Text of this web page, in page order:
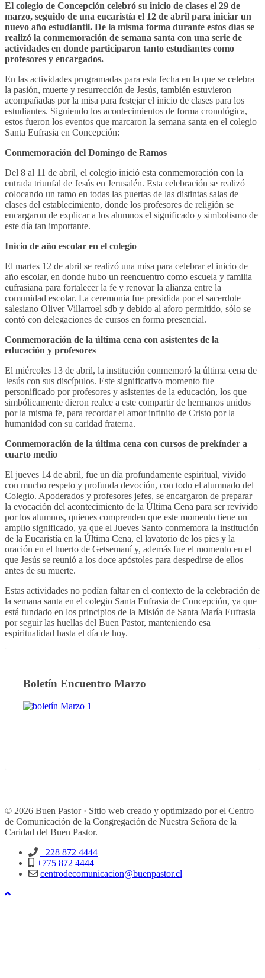
El colegio de Concepción celebró su inicio de clases el 29 de
marzo, seguido de una eucaristía el 12 de abril para iniciar un
nuevo año estudiantil. De la misma forma durante estos días se
realizó la conmemoración de semana santa con una serie de
actividades en donde participaron tanto estudiantes como
profesores y encargados.
En las actividades programadas para esta fecha en la que se celebra
la pasión, muerte y resurrección de Jesús, también estuvieron
acompañadas por la misa para festejar el inicio de clases para los
estudiantes. Siguiendo los acontecimientos de forma cronológica,
estos fueron los eventos que marcaron la semana santa en el colegio
Santa Eufrasia en Concepción:
Conmemoración del Domingo de Ramos
Del 8 al 11 de abril, el colegio inició esta conmemoración con la
entrada triunfal de Jesús en Jerusalén. Esta celebración se realizó
colocando un ramo en todas las puertas de las distintas salas de
clases del establecimiento, donde los profesores de religión se
encargaron de explicar a los alumnos el significado y simbolismo de
este día tan importante.
Inicio de año escolar en el colegio
El martes 12 de abril se realizó una misa para celebrar el inicio de
año escolar, en donde hubo un reencuentro como escuela y familia
eufrasiana para fortalecer la fe y renovar la alianza entre la
comunidad escolar. La ceremonia fue presidida por el sacerdote
salesiano Oliver Villarroel sdb y debido al aforo permitido, sólo se
contó con delegaciones de cursos en forma presencial.
Conmemoración de la última cena con asistentes de la
educación y profesores
El miércoles 13 de abril, la institución conmemoró la última cena de
Jesús con sus discípulos. Este significativo momento fue
personificado por profesores y asistentes de la educación, los que
simbólicamente dieron realce a este compartir de hermanos unidos
por la misma fe, para recordar el amor infinito de Cristo por la
humanidad con su caridad fraterna.
Conmemoración de la última cena con cursos de prekínder a
cuarto medio
El jueves 14 de abril, fue un día profundamente espiritual, vivido
con mucho respeto y profunda devoción, con todo el alumnado del
Colegio. Apoderados y profesores jefes, se encargaron de preparar
la evocación del acontecimiento de la Última Cena para ser revivido
por los alumnos, quienes comprenden que este momento tiene un
amplio significado, ya que el Jueves Santo conmemora la institución
de la Eucaristía en la Última Cena, el lavatorio de los pies y la
oración en el huerto de Getsemaní y, además fue el momento en el
que Jesús se reunió a los doce apóstoles para despedirse de ellos
antes de su muerte.
Estas actividades no podían faltar en el contexto de la celebración de
la semana santa en el colegio Santa Eufrasia de Concepción, ya que
está fundado en los principios de la Misión de Santa María Eufrasia
por seguir las huellas del Buen Pastor, manteniendo esa
espiritualidad hasta el día de hoy.
Boletín Encuentro Marzo
© 2026 Buen Pastor · Sitio web creado y optimizado por el Centro
de Comunicación de la Congregación de Nuestra Señora de la
Caridad del Buen Pastor.
+228 872 4444
+775 872 4444
centrodecomunicacion@buenpastor.cl